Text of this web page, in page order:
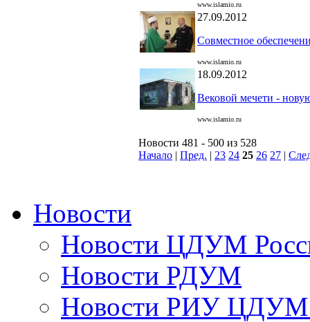
www.islamio.ru
27.09.2012
Совместное
www.islamio.ru
18.09.2012
Вековой мечети -
www.islamio.ru
Новости 481 - 500 из 528
Начало | Пред. | 23 24 25 26 27 |
Новости
Новости ЦДУМ
Новости РДУМ
Новости РИУ ЦДУМ